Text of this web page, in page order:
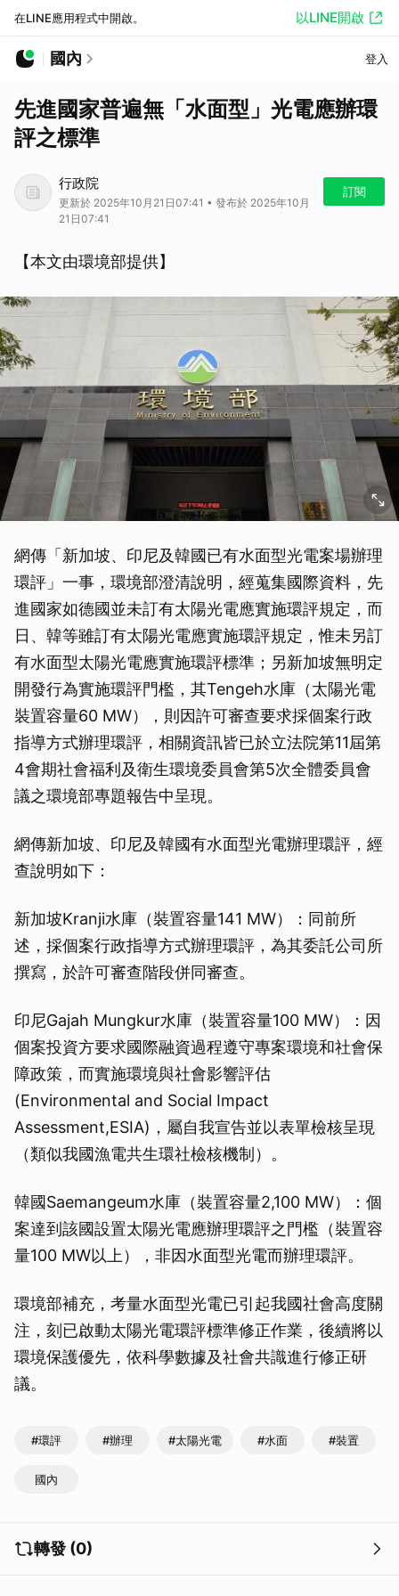
在LINE應用程式中開啟。 以LINE開啟
國內 登入
先進國家普遍無「水面型」光電應辦環
評之標準
行政院
更新於 2025年10月21日07:41 • 發布於 2025年10月
21日07:41
訂閱
【本文由環境部提供】
網傳「新加坡、印尼及韓國已有水面型光電案場辦理
環評」一事，環境部澄清說明，經蒐集國際資料，先
進國家如德國並未訂有太陽光電應實施環評規定，而
日、韓等雖訂有太陽光電應實施環評規定，惟未另訂
有水面型太陽光電應實施環評標準；另新加坡無明定
開發行為實施環評門檻，其Tengeh水庫（太陽光電
裝置容量60 MW），則因許可審查要求採個案行政
指導方式辦理環評，相關資訊皆已於立法院第11屆第
4會期社會福利及衛生環境委員會第5次全體委員會
議之環境部專題報告中呈現。
網傳新加坡、印尼及韓國有水面型光電辦理環評，經
查說明如下：
新加坡Kranji水庫（裝置容量141 MW）：同前所
述，採個案行政指導方式辦理環評，為其委託公司所
撰寫，於許可審查階段併同審查。
印尼Gajah Mungkur水庫（裝置容量100 MW）：因
個案投資方要求國際融資過程遵守專案環境和社會保
障政策，而實施環境與社會影響評估
(Environmental and Social Impact
Assessment,ESIA)，屬自我宣告並以表單檢核呈現
（類似我國漁電共生環社檢核機制）。
韓國Saemangeum水庫（裝置容量2,100 MW）：個
案達到該國設置太陽光電應辦理環評之門檻（裝置容
量100 MW以上），非因水面型光電而辦理環評。
環境部補充，考量水面型光電已引起我國社會高度關
注，刻已啟動太陽光電環評標準修正作業，後續將以
環境保護優先，依科學數據及社會共識進行修正研
議。
#環評 #辦理 #太陽光電 #水面 #裝置
國內
轉發 (0)